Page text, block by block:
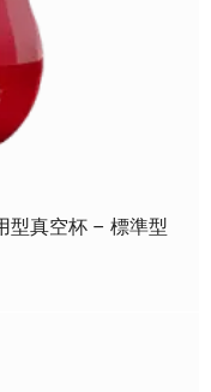
型真空杯 – 標準型